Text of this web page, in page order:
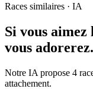
Races similaires · IA
Si vous
vous adorerez.
Notre IA propose 4
attachement.